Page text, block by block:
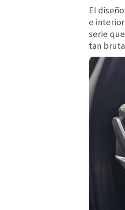
El
e
serie
tan